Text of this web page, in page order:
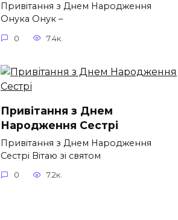
Привітання з Днем Народження
Онука Онук –
0 7.4к.
Привітання з Днем
Народження Сестрі
Привітання з Днем Народження
Сестрі Вітаю зі святом
0 7.2к.